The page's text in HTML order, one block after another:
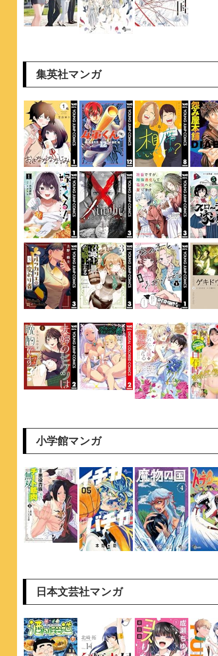
集英社マンガ
小学館マンガ
日本文芸社マンガ